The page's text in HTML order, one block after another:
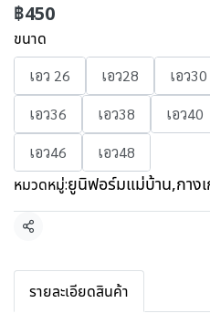
฿450
ขนาด
เอว 26 เอว28 เอว30
เอว36
เอว38 เอว40
เอว46
เอว48
หมวดหมู่:ยูนิฟอร์มแม่บ้าน,กาง
แชร์
รายละเอียดสินค้า